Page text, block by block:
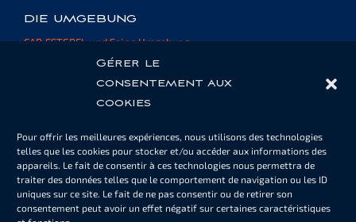
Gérer le
consentement aux
cookies
Pour offrir les meilleures expériences, nous utilisons des technologies
telles que les cookies pour stocker et/ou accéder aux informations des
appareils. Le fait de consentir à ces technologies nous permettra de
traiter des données telles que le comportement de navigation ou les ID
uniques sur ce site. Le fait de ne pas consentir ou de retirer son
consentement peut avoir un effet négatif sur certaines caractéristiques
DIE UMGEBUNG
CAP ESTEREL und Seine Umgebung
Externe Websites und Ressourcen
Pool- oder Parkkarten
Informationen
Unterlagen